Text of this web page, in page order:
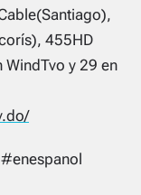
455HD
y 29 en